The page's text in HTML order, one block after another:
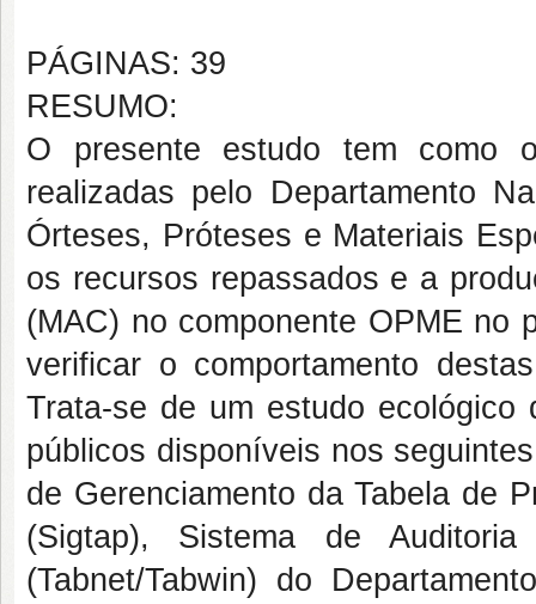
PÁGINAS: 39
RESUMO:
O presente estudo tem como
realizadas pelo Departamento
Órteses, Próteses e Materiais
os recursos repassados e a
(MAC) no componente OPME no
verificar o comportamento
Trata-se de um estudo
públicos disponíveis nos
de Gerenciamento da Tabela de
(Sigtap), Sistema de
(Tabnet/Tabwin) do